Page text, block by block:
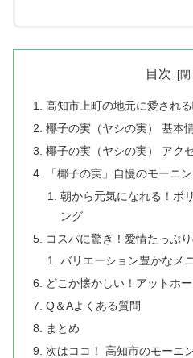
目次
高知市上町の地元に愛される
椰子の実（ヤシの実） 基本
椰子の実（ヤシの実） アク
「椰子の実」自慢のモーニ
朝から元気になれる！ボ
ング
コスパに驚き！愛情たっぷ
バリエーション豊かなメ
どこか懐かしい！アットホ
Q＆Aよくある質問
まとめ
次はココ！ 高知市のモーニ